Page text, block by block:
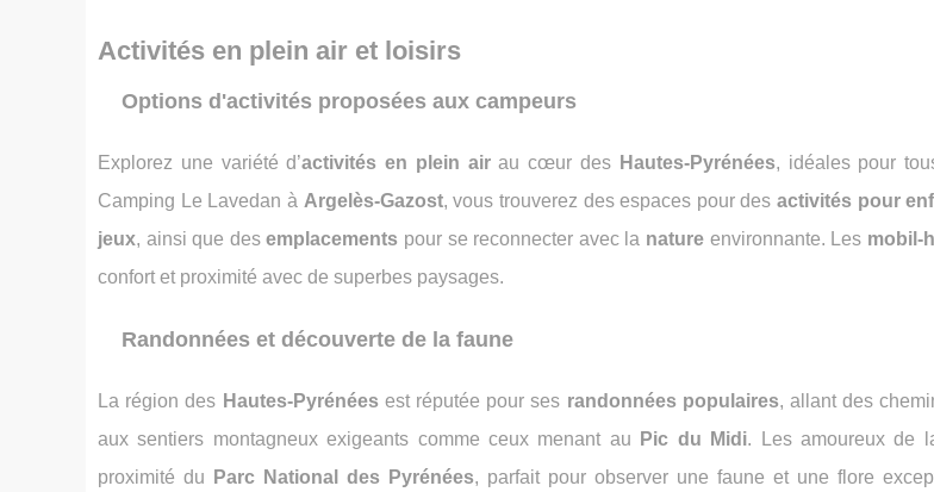
Activités en plein air et loisirs
Options d'activités proposées aux campeurs
Explorez une variété d’activités en plein airau cœur des Hautes-Pyrénées, idéales pour
Camping Le Lavedan à Argelès-Gazost, vous trouverez des espaces pour desactivités pour
jeux, ainsi que desemplacements pour se reconnecter avec la nature environnante. Les mobil-
confort et proximité avec de superbes paysages.
Randonnées et découverte de la faune
La région des Hautes-Pyrénées est réputée pour ses randonnées populaires, allant des
aux sentiers montagneux exigeants comme ceux menant au
Pic du Midi. Les amoureux de
proximité du
Parc National des Pyrénées, parfait pour observer une faune et une flore